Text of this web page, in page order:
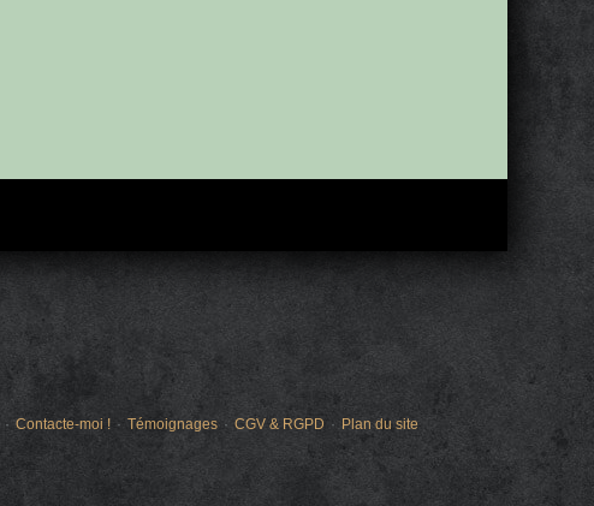
Contacte-moi ! Témoignages CGV & RGPD Plan du site